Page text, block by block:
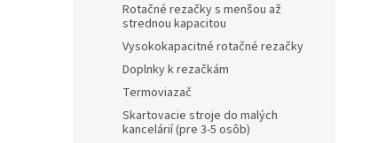
Rotačné rezačky s menšou až
strednou kapacitou
Vysokokapacitné rotačné rezačky
Doplnky k rezačkám
Termoviazač
Skartovacie stroje do malých
kancelárií (pre 3-5 osôb)